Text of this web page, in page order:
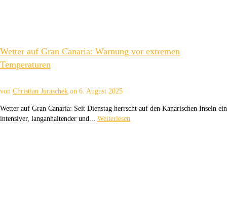
Wetter auf Gran Canaria: Warnung vor extremen
Temperaturen
von Christian Juraschek on 6. August 2025
Wetter auf Gran Canaria: Seit Dienstag herrscht auf den Kanarischen Inseln ein
intensiver, langanhaltender und... Weiterlesen